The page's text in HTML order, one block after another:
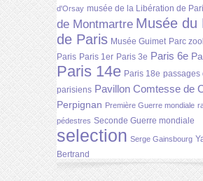
d'Orsay musée de la Libération de
de Montmartre Musée du
de Paris Musée Guimet Parc
Paris Paris 1er Paris 3e Paris 6e
Paris 14e Paris 18e passages
parisiens Pavillon Comtesse de
Perpignan Première Guerre mondiale
pédestres Seconde Guerre mondiale
selection Serge Gainsbourg
Bertrand